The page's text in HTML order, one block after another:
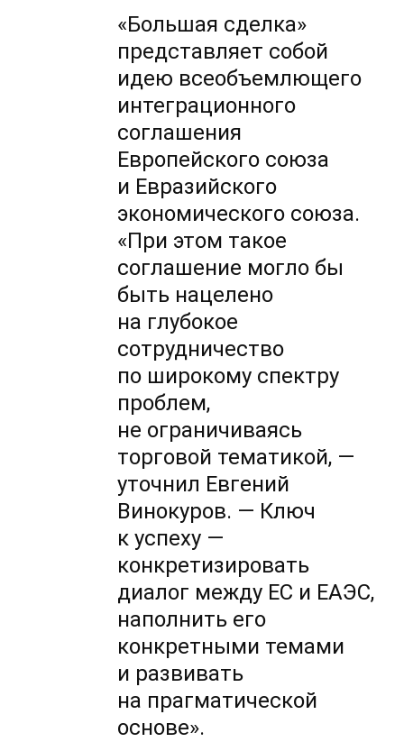
«Большая сделка»
представляет собой
идею всеобъемлющего
интеграционного
соглашения
Европейского союза
и Евразийского
экономического союза.
«При этом такое
соглашение могло бы
быть нацелено
на глубокое
сотрудничество
по широкому спектру
проблем,
не ограничиваясь
торговой тематикой, —
уточнил Евгений
Винокуров. — Ключ
к успеху —
конкретизировать
диалог между ЕС и ЕАЭС,
наполнить его
конкретными темами
и развивать
на прагматической
основе».